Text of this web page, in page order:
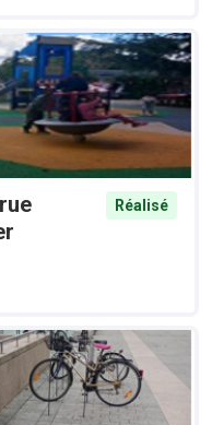
Réalisé